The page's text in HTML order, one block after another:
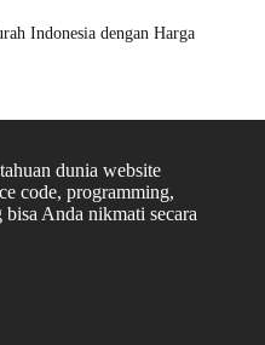
Indonesia dengan Harga
dunia website
code, programming,
Anda nikmati secara